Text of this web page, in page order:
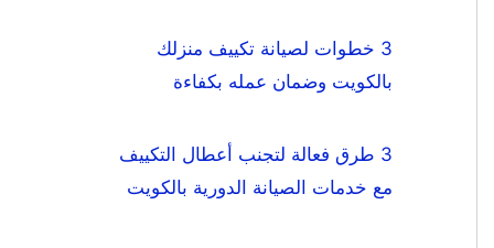
3 خطوات لصيانة تكييف منزلك
بالكويت وضمان عمله بكفاءة
3 طرق فعالة لتجنب أعطال التكييف
مع خدمات الصيانة الدورية بالكويت